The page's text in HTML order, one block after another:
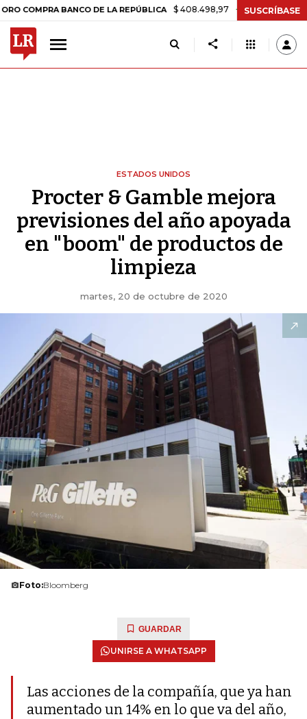
BANCO DE LA REPÚBLICA $ 408.498,97 +$ 8.753,81 +2,19%
SUSCRÍBASE
ESTADOS UNIDOS
Procter & Gamble mejora
previsiones del año apoyada
en "boom" de productos de
limpieza
martes, 20 de octubre de 2020
Foto:Bloomberg
GUARDAR
UNIRSE A WHATSAPP
Las acciones de la compañía, que ya han
aumentado un 14% en lo que va del año,